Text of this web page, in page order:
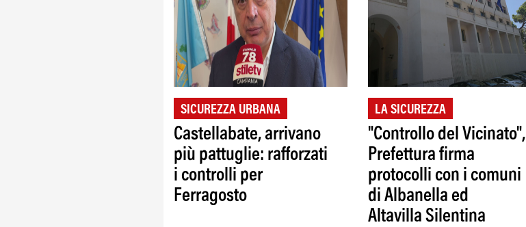
SICUREZZA URBANA
Castellabate, arrivano
più pattuglie: rafforzati
i controlli per
Ferragosto
LA SICUREZZA
"Controllo del Vicinato",
Prefettura firma
protocolli con i comuni
di Albanella ed
Altavilla Silentina